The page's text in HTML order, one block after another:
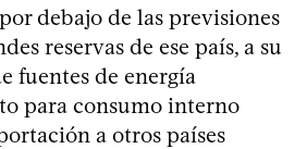
debajo de las previsiones
reservas de ese país, a su
fuentes de energía
para consumo interno
a otros países